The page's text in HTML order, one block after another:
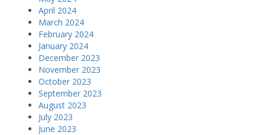
April 2024
March 2024
February 2024
January 2024
December 2023
November 2023
October 2023
September 2023
August 2023
July 2023
June 2023